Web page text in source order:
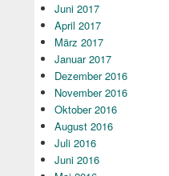
Juni 2017
April 2017
März 2017
Januar 2017
Dezember 2016
November 2016
Oktober 2016
August 2016
Juli 2016
Juni 2016